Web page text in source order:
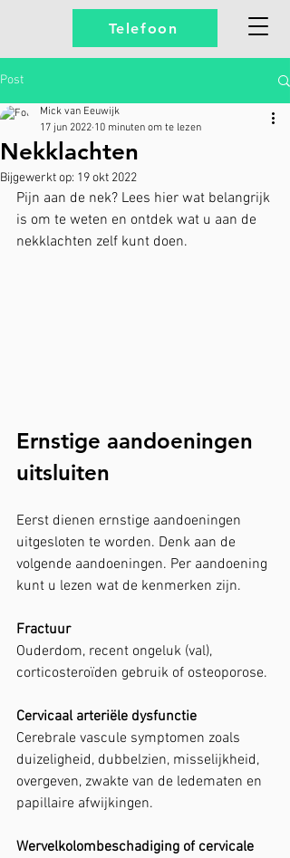
Telefoon
Post
Nekklachten
Mick van Eeuwijk
17 jun 2022 10 minuten om te lezen
Bijgewerkt op: 19 okt 2022
Pijn aan de nek? Lees hier wat belangrijk
is om te weten en ontdek wat u aan de
nekklachten zelf kunt doen.
Ernstige aandoeningen
uitsluiten
Eerst dienen ernstige aandoeningen
uitgesloten te worden. Denk aan de
volgende aandoeningen. Per aandoening
kunt u lezen wat de kenmerken zijn.
Fractuur
Ouderdom, recent ongeluk (val),
corticosteroïden gebruik of osteoporose.
Cervicaal arteriële dysfunctie
Cerebrale vascule symptomen zoals
duizeligheid, dubbelzien, misselijkheid,
overgeven, zwakte van de ledematen en
papillaire afwijkingen.
Wervelkolombeschadiging of cervicale